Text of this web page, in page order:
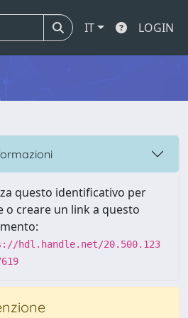
IT LOGIN
questo identificativo per
o creare un link a questo
hdl.handle.net/20.500.123